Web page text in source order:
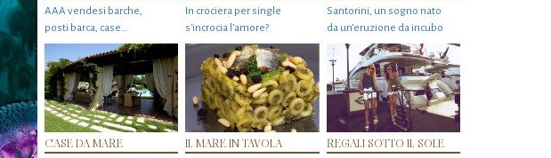
AAA vendesi barche,
posti barca, case…
In crociera per single
s'incrocia l’amore?
Santorini, un sogno nato
da un’eruzione da incubo
CASE DA MARE IL MARE IN TAVOLA REGALI SOTTO IL SOLE